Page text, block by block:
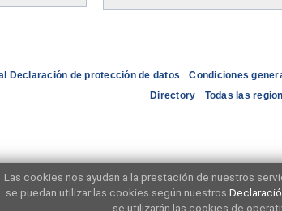
Declaración de protección de datos Condiciones
Directory
Todas las
Las cookies nos ayudan a la prestación de nuestros
se puedan utilizar las cookies según nuestros
se utilizarán las cookies de